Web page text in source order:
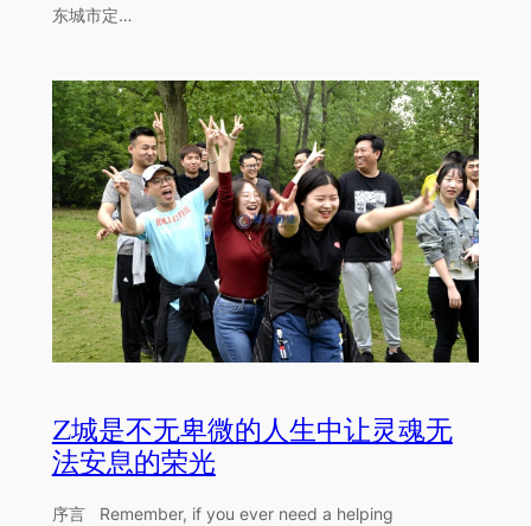
东城市定…
Z城是不无卑微的人生中让灵魂无
法安息的荣光
序言 Remember, if you ever need a helping